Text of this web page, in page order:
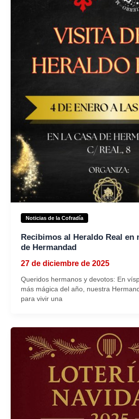
Noticias de la Cofradía
Recibimos al Heraldo Real en
de Hermandad
27 de diciembre de 2025
Queridos hermanos y devotos: En
más mágica del año, nuestra
para vivir una